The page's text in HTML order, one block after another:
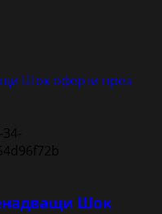
Шок оферти през
Шок